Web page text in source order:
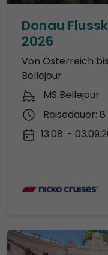
Donau
2026
Von Österreich
Bellejour
MS Bellejour
Reisedauer:
13.08. -